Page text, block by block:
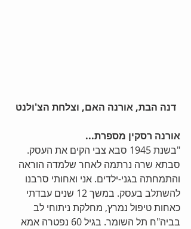
דנה הבת, אורנה האם, וצלחת הצ'ולנט
אורנה רסקין מספרת...
"בשנת 1945 סבא צבי הקים את העסק.
סבתא שרה נרתמה לאחר שלמדה הוראה
והתמחתה בגני-ילדים. אני ואחותי סרבנו
להשתלב בעסק. במשך 12 שנים עבדתי
כאחות טיפול נמרץ, מחלקת ניתוחי לב
בביה"ח תל השומר. בגיל 60 נפטרה אמא